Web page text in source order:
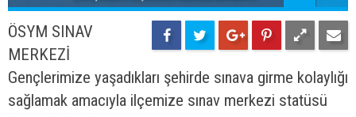
kültürel mirasının yansıtıldığı Kent Müzesi, çeşitli
etkinliklerin gerçekleştirildiği Konferans Salonu ve
Açık-Kapalı Sosyal Alanlar bulunacak şekilde
planlanmıştır.